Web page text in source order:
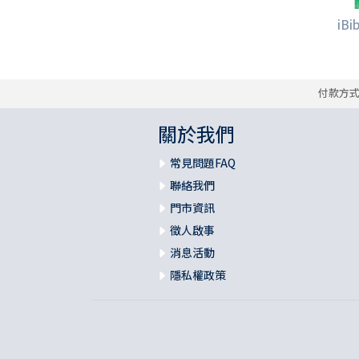
付款方
關於我們
常見問題FAQ
聯絡我們
門市資訊
徵人啟事
消息活動
隱私權政策